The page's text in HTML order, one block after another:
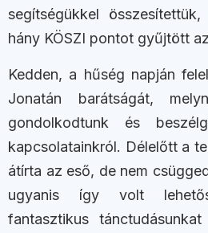
segítségükkel
hány KÖSZI pontot gyűjtött
Kedden, a hűség napján
Jonatán barátságát,
gondolkodtunk és
kapcsolatainkról. Délelőtt a
átírta az eső, de nem
ugyanis így volt
fantasztikus